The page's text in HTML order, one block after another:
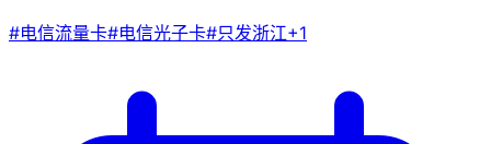
#电信流量卡#电信光子卡#只发浙江+1